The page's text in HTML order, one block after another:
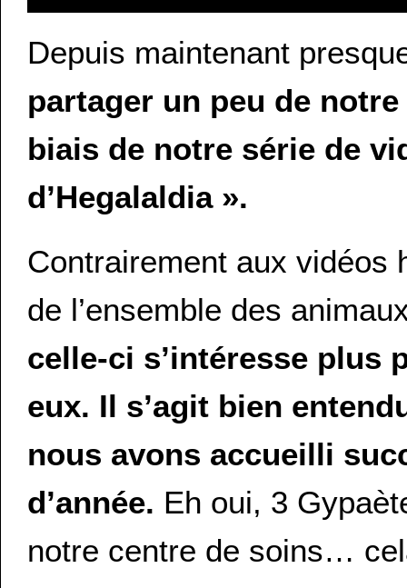
Depuis maintenant
partager un peu de
biais de notre série de
d’Hegalaldia ».
Contrairement aux vidéos
de l’ensemble des
celle-ci s’intéresse plus
eux. Il s’agit bien
nous avons accueilli
d’année. Eh oui, 3
notre centre de soins…